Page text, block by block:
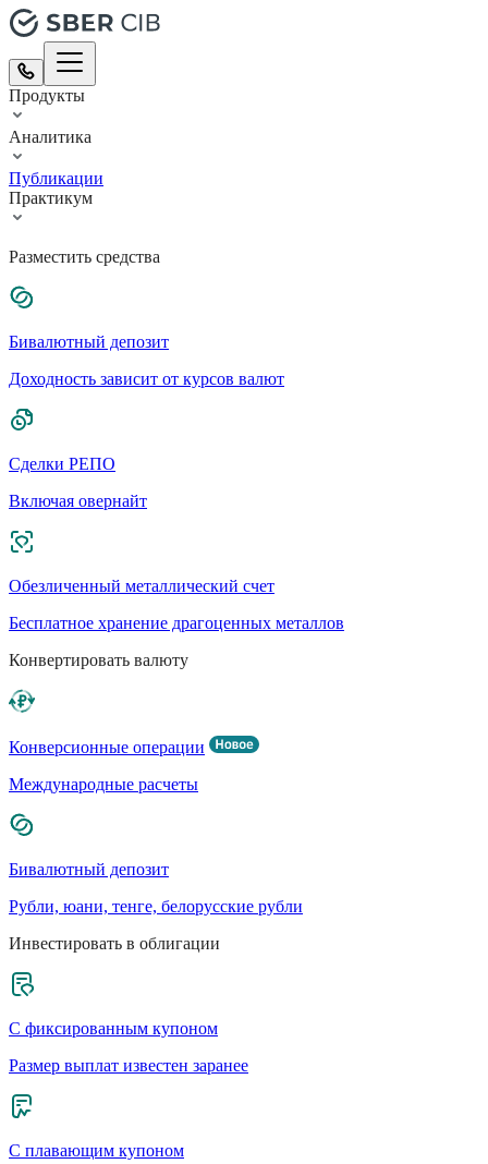
Продукты
Аналитика
Публикации
Практикум
Разместить средства
Бивалютный депозит
Доходность зависит от курсов валют
Сделки РЕПО
Включая овернайт
Обезличенный металлический счет
Бесплатное хранение драгоценных металлов
Конвертировать валюту
Конверсионные операции
Международные расчеты
Бивалютный депозит
Рубли, юани, тенге, белорусские рубли
Инвестировать в облигации
С фиксированным купоном
Размер выплат известен заранее
С плавающим купоном